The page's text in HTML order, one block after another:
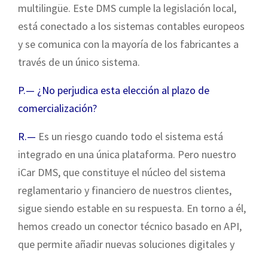
multilingüe. Este DMS cumple la legislación local,
está conectado a los sistemas contables europeos
y se comunica con la mayoría de los fabricantes a
través de un único sistema.
P.— ¿No perjudica esta elección al plazo de
comercialización?
R.— Es un riesgo cuando todo el sistema está
integrado en una única plataforma. Pero nuestro
iCar DMS, que constituye el núcleo del sistema
reglamentario y financiero de nuestros clientes,
sigue siendo estable en su respuesta. En torno a él,
hemos creado un conector técnico basado en API,
que permite añadir nuevas soluciones digitales y